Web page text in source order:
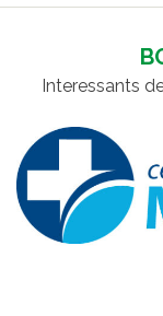
Interessants